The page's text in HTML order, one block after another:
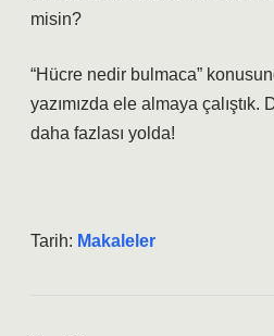
misin?
“Hücre nedir bulmaca”
yazımızda ele almaya çalıştık.
daha fazlası yolda!
Tarih: Makaleler